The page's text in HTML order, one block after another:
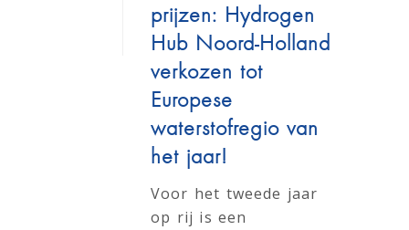
prijzen: Hydrogen
Hub Noord-Holland
verkozen tot
Europese
waterstofregio van
het jaar!
Voor het tweede jaar
op rij is een